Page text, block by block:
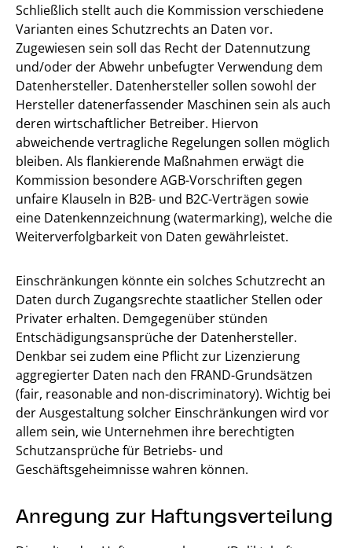
Schließlich stellt auch die Kommission verschiedene
Varianten eines Schutzrechts an Daten vor.
Zugewiesen sein soll das Recht der Datennutzung
und/oder der Abwehr unbefugter Verwendung dem
Datenhersteller. Datenhersteller sollen sowohl der
Hersteller datenerfassender Maschinen sein als auch
deren wirtschaftlicher Betreiber. Hiervon
abweichende vertragliche Regelungen sollen möglich
bleiben. Als flankierende Maßnahmen erwägt die
Kommission besondere AGB-Vorschriften gegen
unfaire Klauseln in B2B- und B2C-Verträgen sowie
eine Datenkennzeichnung (watermarking), welche die
Weiterverfolgbarkeit von Daten gewährleistet.
Einschränkungen könnte ein solches Schutzrecht an
Daten durch Zugangsrechte staatlicher Stellen oder
Privater erhalten. Demgegenüber stünden
Entschädigungsansprüche der Datenhersteller.
Denkbar sei zudem eine Pflicht zur Lizenzierung
aggregierter Daten nach den FRAND-Grundsätzen
(fair, reasonable and non-discriminatory). Wichtig bei
der Ausgestaltung solcher Einschränkungen wird vor
allem sein, wie Unternehmen ihre berechtigten
Schutzansprüche für Betriebs- und
Geschäftsgeheimnisse wahren können.
Anregung zur Haftungsverteilung